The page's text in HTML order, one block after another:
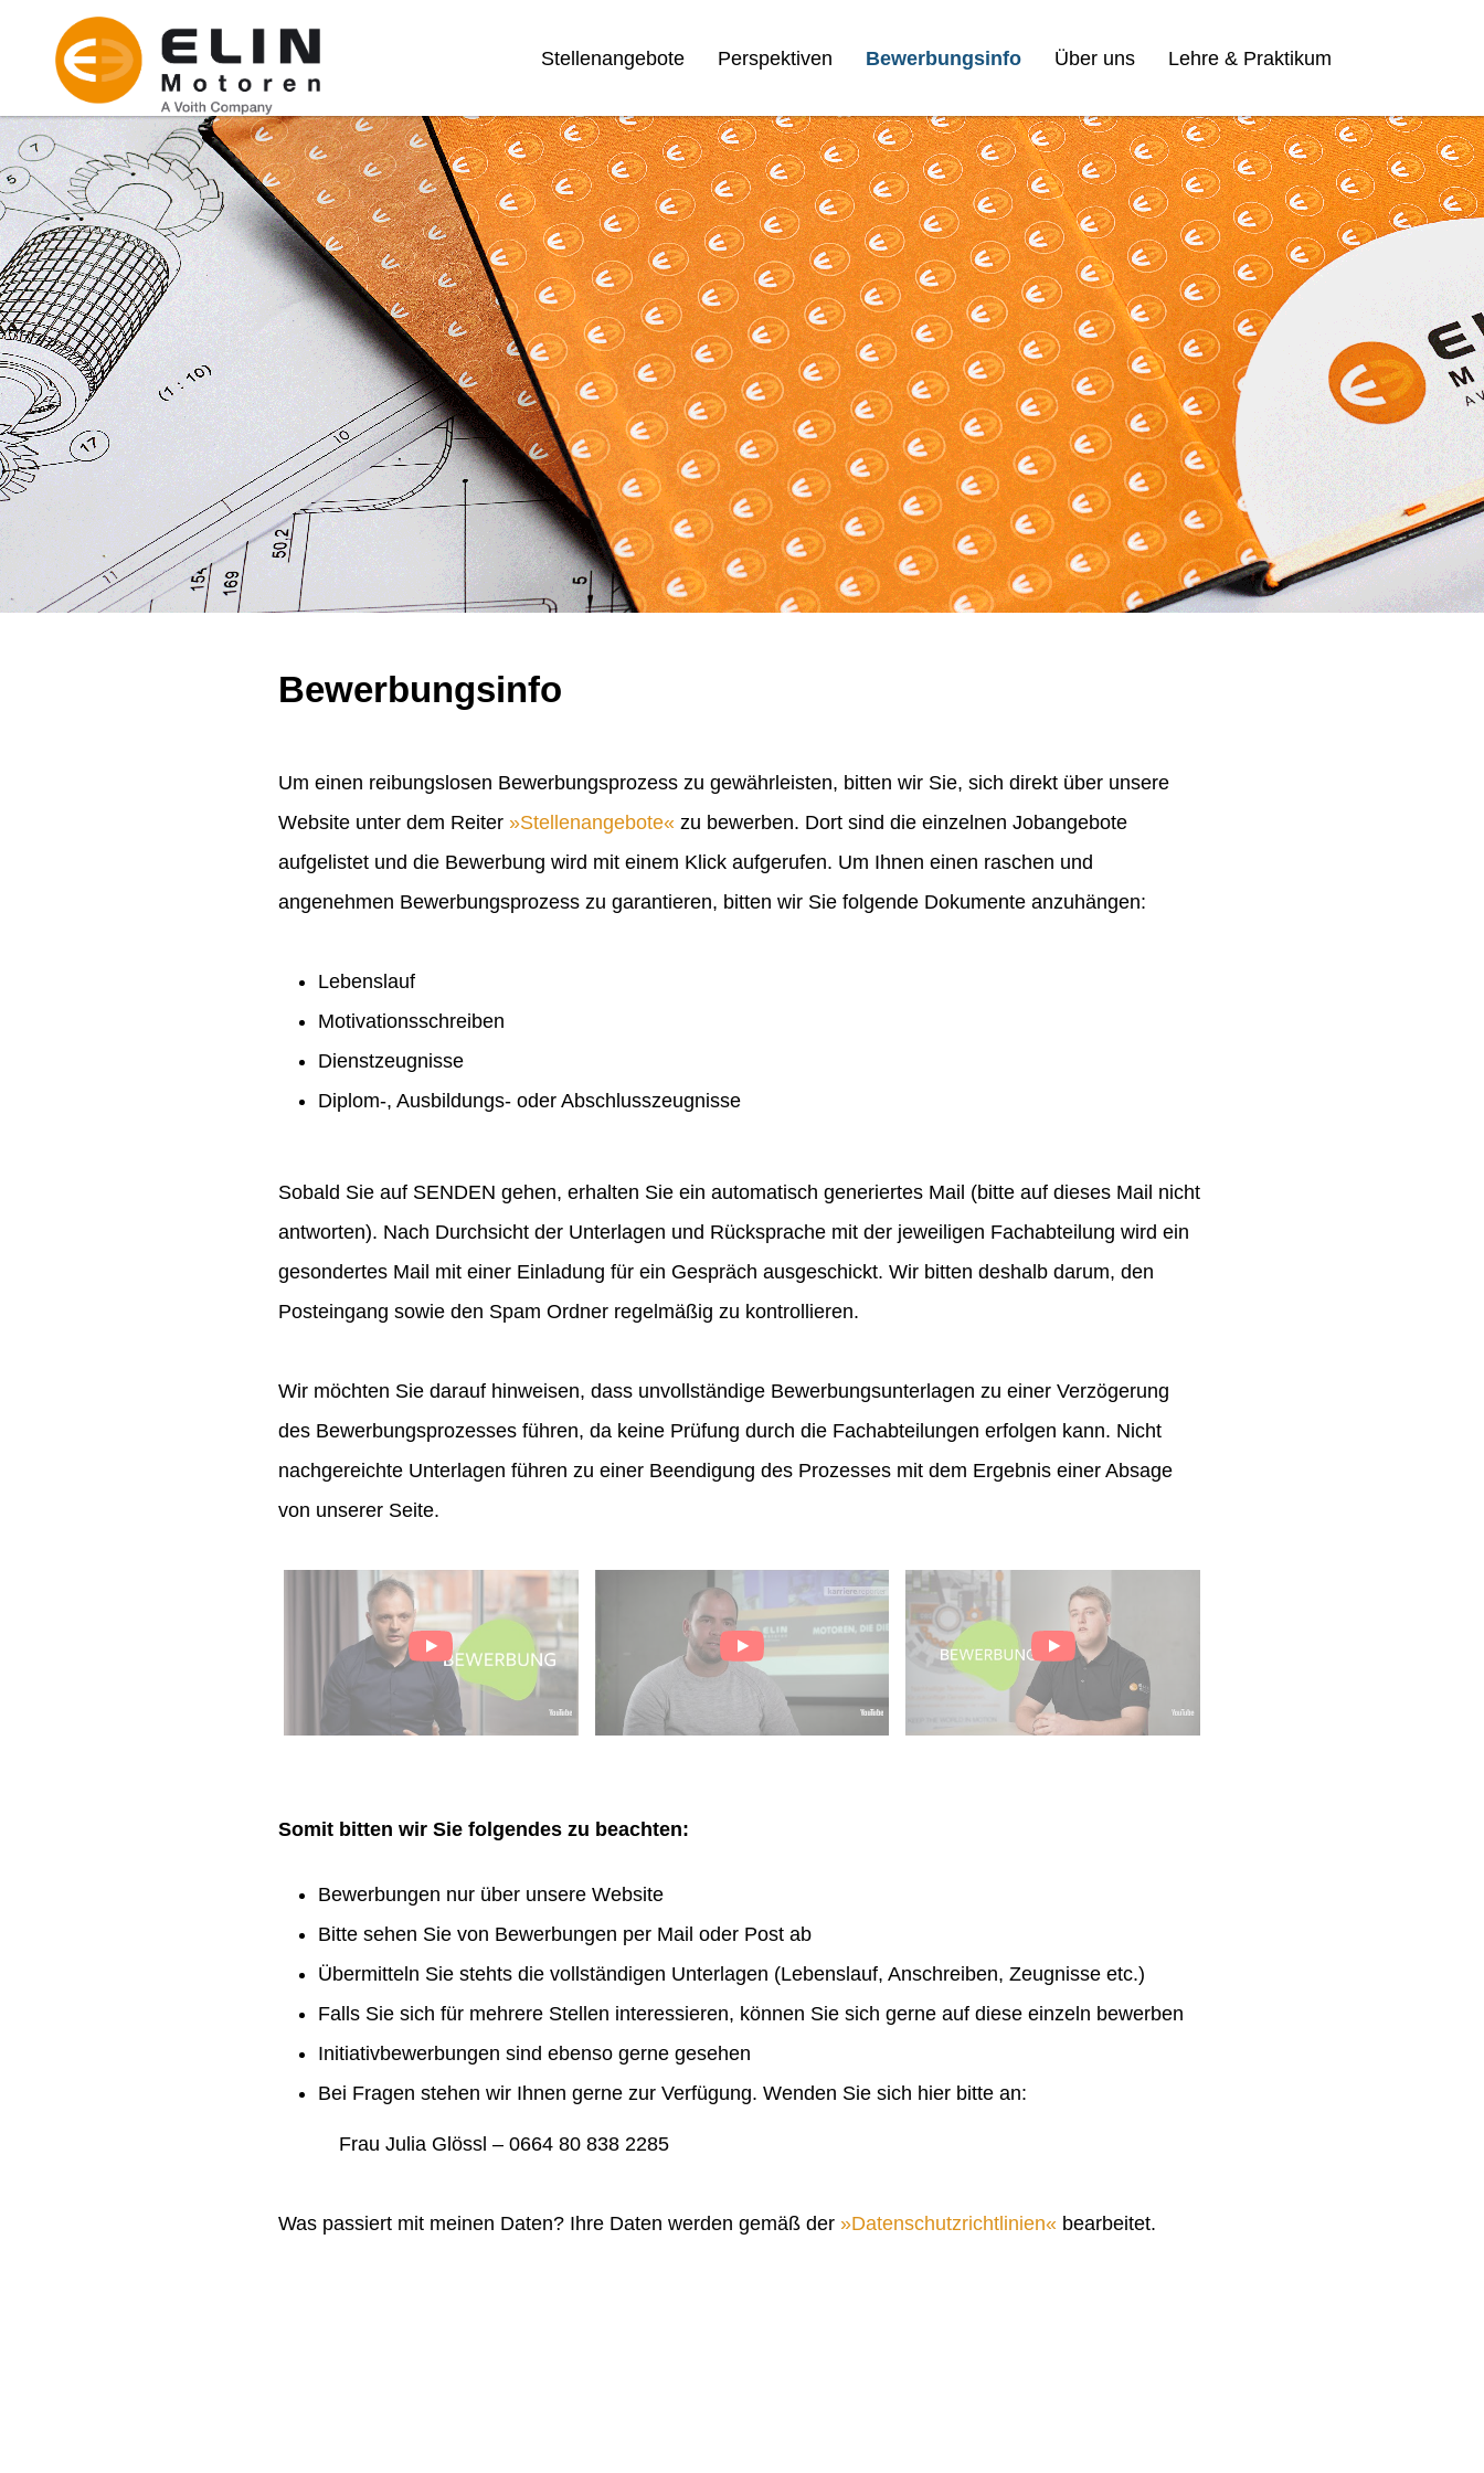
Stellenangebote Perspektiven Bewerbungsinfo Über uns Lehre & Praktikum
Bewerbungsinfo
Um einen reibungslosen Bewerbungsprozess zu gewährleisten, bitten wir Sie, sich direkt über unsere
Website unter dem Reiter
Stellenangebote
zu bewerben. Dort sind die einzelnen Jobangebote
aufgelistet und die Bewerbung wird mit einem Klick aufgerufen. Um Ihnen einen raschen und
angenehmen Bewerbungsprozess zu garantieren, bitten wir Sie folgende Dokumente anzuhängen:
Lebenslauf
Motivationsschreiben
Dienstzeugnisse
Diplom-, Ausbildungs- oder Abschlusszeugnisse
Sobald Sie auf SENDEN gehen, erhalten Sie ein automatisch generiertes Mail (bitte auf dieses Mail nicht
antworten). Nach Durchsicht der Unterlagen und Rücksprache mit der jeweiligen Fachabteilung wird ein
gesondertes Mail mit einer Einladung für ein Gespräch ausgeschickt. Wir bitten deshalb darum, den
Posteingang sowie den Spam Ordner regelmäßig zu kontrollieren.
Wir möchten Sie darauf hinweisen, dass unvollständige Bewerbungsunterlagen zu einer Verzögerung
des Bewerbungsprozesses führen, da keine Prüfung durch die Fachabteilungen erfolgen kann. Nicht
nachgereichte Unterlagen führen zu einer Beendigung des Prozesses mit dem Ergebnis einer Absage
von unserer Seite.
Somit bitten wir Sie folgendes zu beachten:
Bewerbungen nur über unsere Website
Bitte sehen Sie von Bewerbungen per Mail oder Post ab
Übermitteln Sie stehts die vollständigen Unterlagen (Lebenslauf, Anschreiben, Zeugnisse etc.)
Falls Sie sich für mehrere Stellen interessieren, können Sie sich gerne auf diese einzeln bewerben
Initiativbewerbungen sind ebenso gerne gesehen
Bei Fragen stehen wir Ihnen gerne zur Verfügung. Wenden Sie sich hier bitte an:
Frau Julia Glössl – 0664 80 838 2285
Was passiert mit meinen Daten? Ihre Daten werden gemäß der Datenschutzrichtlinien bearbeitet.